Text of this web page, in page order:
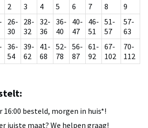
2 3 4 5 6 7 8
9
26-
30
28-
32
32-
36
36-
40
40-
47
46-
51
51-
57
57-
63
36-
54
39-
62
41-
68
52-
78
56-
87
61-
92
67-
102
70-
112
16:00 besteld, morgen in huis*!
juiste maat? We helpen graag!